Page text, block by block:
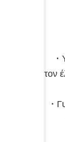
•
τον
•